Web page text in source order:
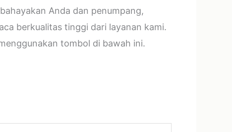
Anda dan penumpang,
berkualitas tinggi dari layanan kami.
tombol di bawah ini.